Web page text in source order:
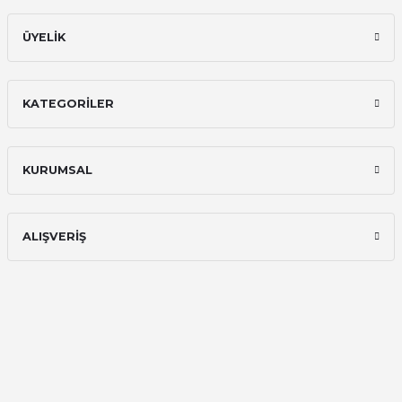
ÜYELİK
KATEGORİLER
KURUMSAL
ALIŞVERİŞ